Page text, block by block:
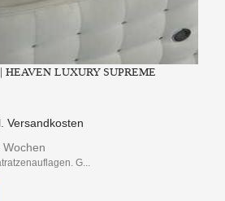
HEAVEN LUXURY SUPREME
Versandkosten
G...